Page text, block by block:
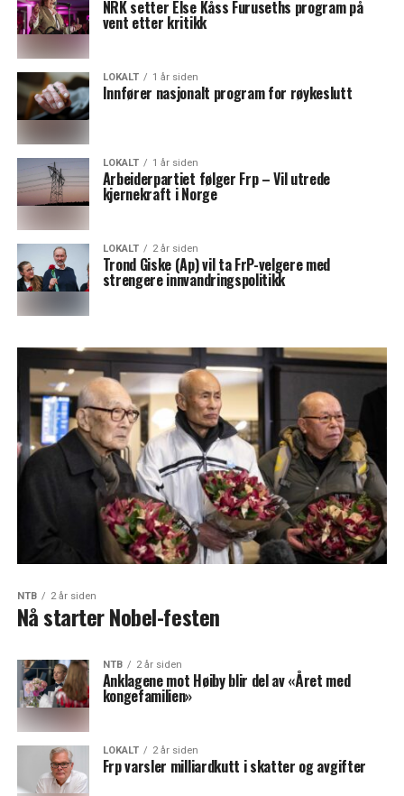
NRK setter Else Kåss Furuseths program på
vent etter kritikk
LOKALT 1 år siden
Innfører nasjonalt program for røykeslutt
LOKALT 1 år siden
Arbeiderpartiet følger Frp – Vil utrede
kjernekraft i Norge
LOKALT 2 år siden
Trond Giske (Ap) vil ta FrP-velgere med
strengere innvandringspolitikk
NTB 2 år siden
Nå starter Nobel-festen
NTB 2 år siden
Anklagene mot Høiby blir del av «Året med
kongefamilien»
LOKALT 2 år siden
Frp varsler milliardkutt i skatter og avgifter